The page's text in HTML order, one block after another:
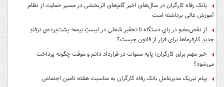
بانک رفاه کارگران در سال‌های اخیر گام‌های اثربخشی در مسیر حمایت از نظام
آموزش عالی برداشته است
از نقص‌عضو در پایِ دستگاه تا تحقیرِ شغلی در لیستِ بیمه؛ پشت‌پرده‌یِ ترفندِ
جدیدِ کارفرماها برای فرار از قانون چیست؟
خبر مهم برای کارگران؛ پایه سنوات در قرارداد دائم و موقت چگونه پرداخت
می‌شود؟
پیام تبریک مدیرعامل بانک رفاه کارگران به مناسبت هفته تامین اجتماعی